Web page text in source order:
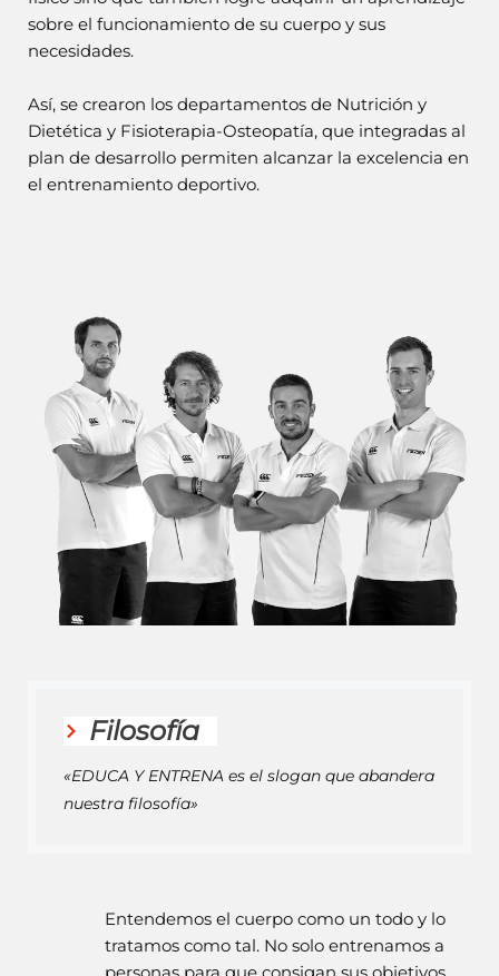
sobre el funcionamiento de su cuerpo y sus
necesidades.
Así, se crearon los departamentos de Nutrición y
Dietética y Fisioterapia-Osteopatía, que integradas al
plan de desarrollo permiten alcanzar la excelencia en
el entrenamiento deportivo.
Filosofía
«EDUCA Y ENTRENA es el slogan que abandera
nuestra filosofía»
Entendemos el cuerpo como un todo y lo
tratamos como tal. No solo entrenamos a